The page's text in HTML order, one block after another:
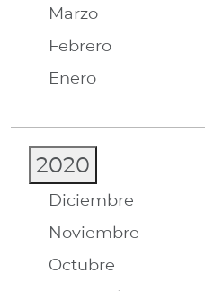
Marzo
Febrero
Enero
2020
Diciembre
Noviembre
Octubre